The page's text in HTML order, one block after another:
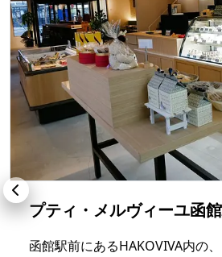
プティ・メルヴィーユ函
函館駅前にあるHAKOVIVA内の